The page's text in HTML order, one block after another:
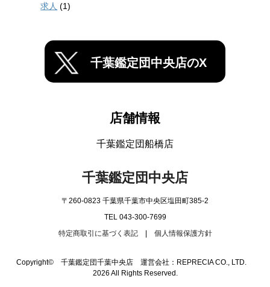
求人 (1)
千葉鑑定団中央店のX
店舗情報
千葉鑑定団船橋店
千葉鑑定団中央店
〒260-0823 千葉県千葉市中央区塩田町385-2
TEL 043-300-7699
特定商取引に基づく表記| 個人情報保護方針
Copyright© 千葉鑑定団千葉中央店 運営会社：REPRECIA CO., LTD.
2026 All Rights Reserved.